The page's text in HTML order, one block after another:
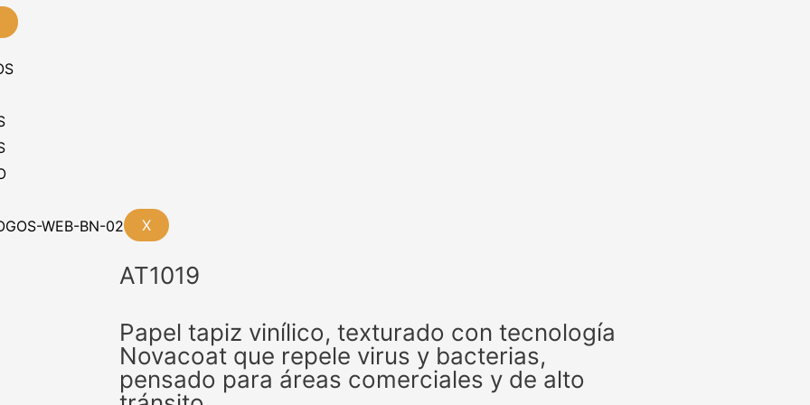
X
AT1019
Papel tapiz vinílico, texturado con tecnología
Novacoat que repele virus y bacterias,
pensado para áreas comerciales y de alto